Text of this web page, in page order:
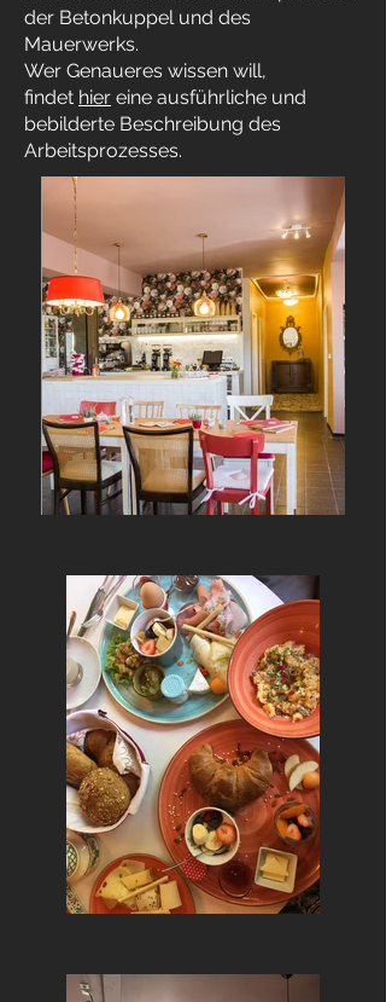
der Betonkuppel und des
Mauerwerks.
Wer Genaueres wissen will,
findet hier eine ausführliche und
bebilderte Beschreibung des
Arbeitsprozesses.